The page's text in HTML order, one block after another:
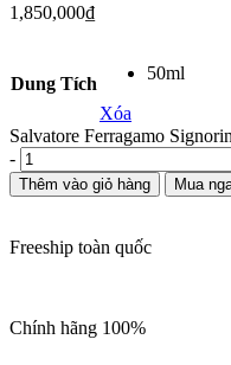
1,850,000₫
Dung Tích
50ml
Xóa
Salvatore Ferragamo
-
Thêm vào giỏ hàng Mua
Freeship toàn quốc
Chính hãng 100%